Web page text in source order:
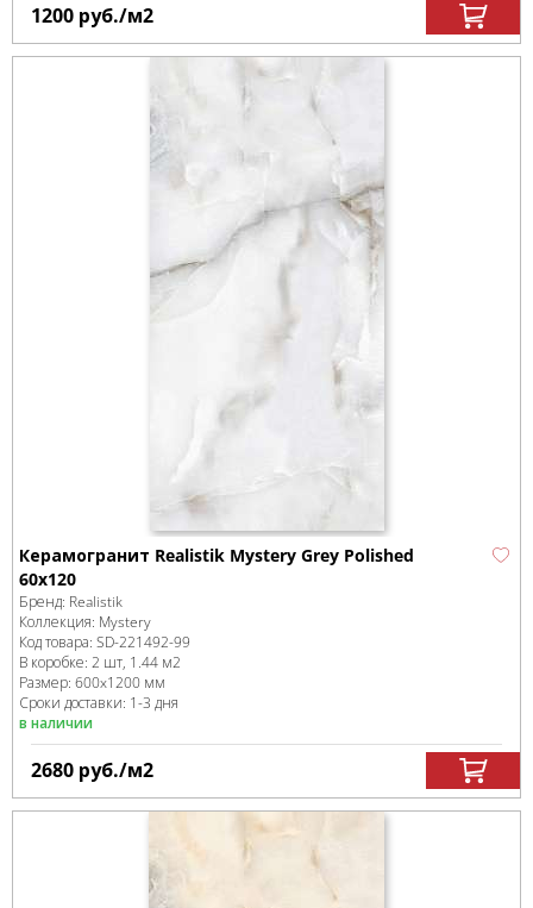
1200 руб./м2
Керамогранит Realistik Mystery Grey Polished
60х120
Бренд: Realistik
Коллекция: Mystery
Код товара: SD-221492-99
В коробке: 2 шт, 1.44 м2
Размер: 600x1200 мм
Сроки доставки: 1-3 дня
в наличии
2680 руб./м2